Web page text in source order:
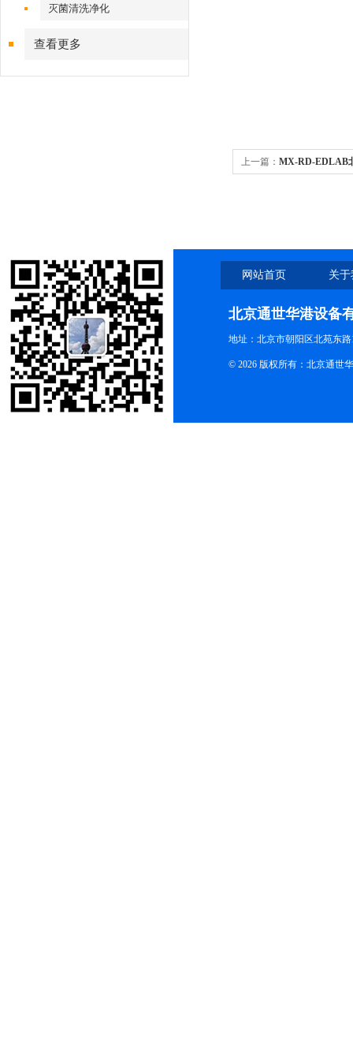
灭菌清洗净化
查看更多
上一篇： MX-RD-EDLAB
网站首页 关
北京通世华港设备
地址：北京市朝阳区北苑东路
© 2026 版权所有：北京通世